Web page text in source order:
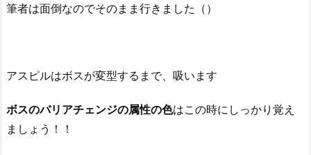
筆者は面倒なのでそのまま行きました（）
アスピルはボスが変型するまで、吸います
ボスのバリアチェンジの属性の色はこの時にしっかり覚え
ましょう！！